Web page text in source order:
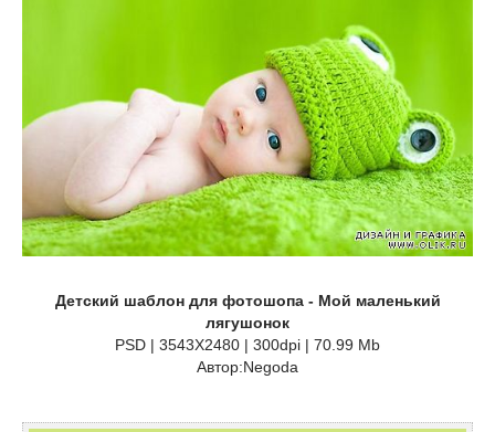
Детский шаблон для фотошопа - Мой маленький
лягушонок
PSD | 3543Х2480 | 300dpi | 70.99 Mb
Автор:Negoda